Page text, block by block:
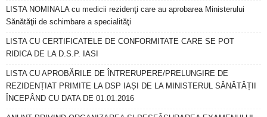
LISTA NOMINALA cu medicii rezidenţi care au aprobarea Ministerului
Sănătăţii de schimbare a specialităţi
LISTA CU CERTIFICATELE DE CONFORMITATE CARE SE POT
RIDICA DE LA D.S.P. IASI
LISTA CU APROBĂRILE DE ÎNTRERUPERE/PRELUNGIRE DE
REZIDENȚIAT PRIMITE LA DSP IAȘI DE LA MINISTERUL SĂNĂTĂȚII
ÎNCEPÂND CU DATA DE 01.01.2016